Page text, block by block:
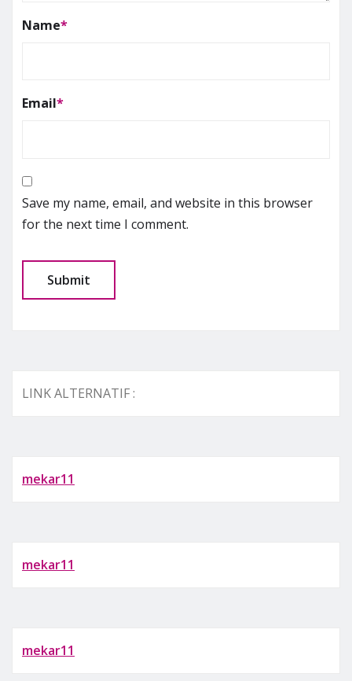
Name*
Email*
Save my name, email, and website in this browser
for the next time I comment.
LINK ALTERNATIF :
mekar11
mekar11
mekar11